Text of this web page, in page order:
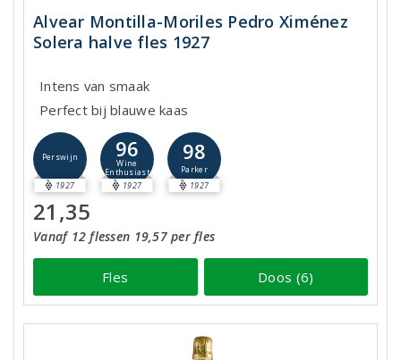
Alvear Montilla-Moriles Pedro Ximénez
Solera halve fles 1927
Intens van smaak
Perfect bij blauwe kaas
Perswijn
1927
96
Wine
Enthusiast
1927
98
Parker
1927
21,35
Vanaf 12 flessen 19,57 per fles
Fles Doos (6)